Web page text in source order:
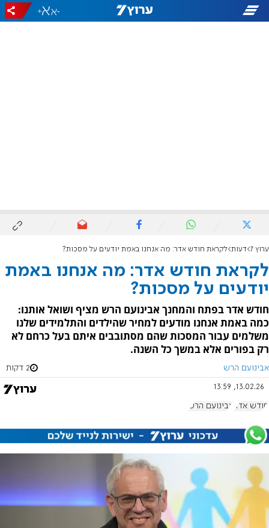
-
+
ערוץ 7 דעות לקראת חודש אדר: מה אנחנו באמת יודעים על מסכות?
לקראת חודש אדר: מה אנחנו באמת
יודעים על מסכות?
חודש אדר בפתח והמחנך אבינועם הרש מציף ושואל אותנו:
כמה באמת אנחנו מודעים למחיר שהילדים והתלמידים שלנו
משלמים עבור המסכות שהם מסתובבים איתם בעל כרחם לא
רק בפורים אלא במשך כל השנה.
אבינועם הרש 2 דקות
13.02.26, 13:59
חודש אדר אבינועם הרש